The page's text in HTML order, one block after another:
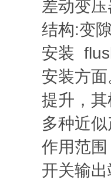
差动变
结构:变
安装
安装方
提升，
多种近
作用范
开关输